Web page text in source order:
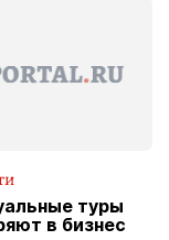
туры
в бизнес